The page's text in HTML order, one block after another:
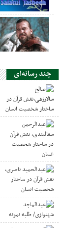
چند رسانه‌ای